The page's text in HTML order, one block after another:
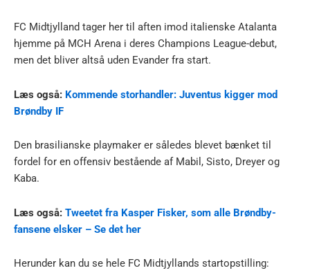
FC Midtjylland tager her til aften imod italienske Atalanta
hjemme på MCH Arena i deres Champions League-debut,
men det bliver altså uden Evander fra start.
Læs også: Kommende storhandler: Juventus kigger mod
Brøndby IF
Den brasilianske playmaker er således blevet bænket til
fordel for en offensiv bestående af Mabil, Sisto, Dreyer og
Kaba.
Læs også: Tweetet fra Kasper Fisker, som alle Brøndby-
fansene elsker – Se det her
Herunder kan du se hele FC Midtjyllands startopstilling: